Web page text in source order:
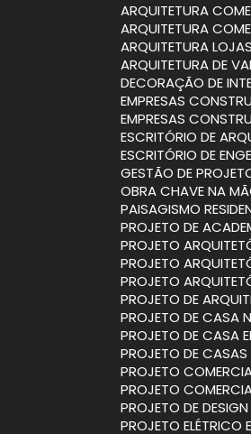
ARQUITETURA
ARQUITETURA
ARQUITETURA
ARQUITETURA DE
DECORAÇÃO DE
EMPRESAS
EMPRESAS
ESCRITÓRIO DE
ESCRITÓRIO DE
GESTÃO DE
OBRA CHAVE NA
PAISAGISMO
PROJETO DE
PROJETO
PROJETO
PROJETO
PROJETO DE
PROJETO DE CASA
PROJETO DE CASA
PROJETO DE
PROJETO
PROJETO
PROJETO DE
PROJETO